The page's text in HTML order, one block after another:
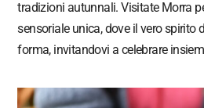
tradizioni autunnali. Visitate Morra
sensoriale unica, dove il vero spirito
forma, invitandovi a celebrare